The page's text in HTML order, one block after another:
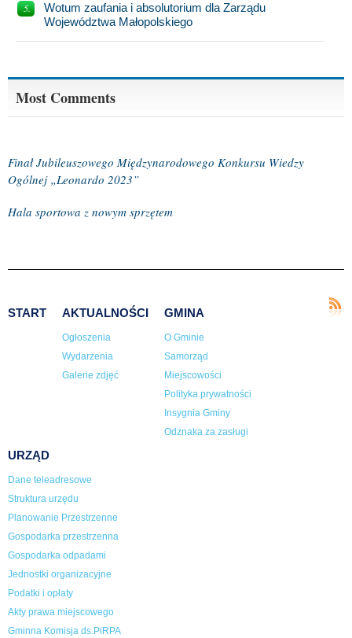
Wotum zaufania i absolutorium dla Zarządu
Województwa Małopolskiego
Most Comments
Finał Jubileuszowego Międzynarodowego Konkursu Wiedzy
Ogólnej „Leonardo 2023”
Hala sportowa z nowym sprzętem
START AKTUALNOŚCI
Ogłoszenia
Wydarzenia
Galerie zdjęć
GMINA
O Gminie
Samorząd
Miejscowości
Polityka prywatności
Insygnia Gminy
Odznaka za zasługi
URZĄD
Dane teleadresowe
Struktura urzędu
Planowanie Przestrzenne
Gospodarka przestrzenna
Gospodarka odpadami
Jednostki organizacyjne
Podatki i opłaty
Akty prawa miejscowego
Gminna Komisja ds.PiRPA